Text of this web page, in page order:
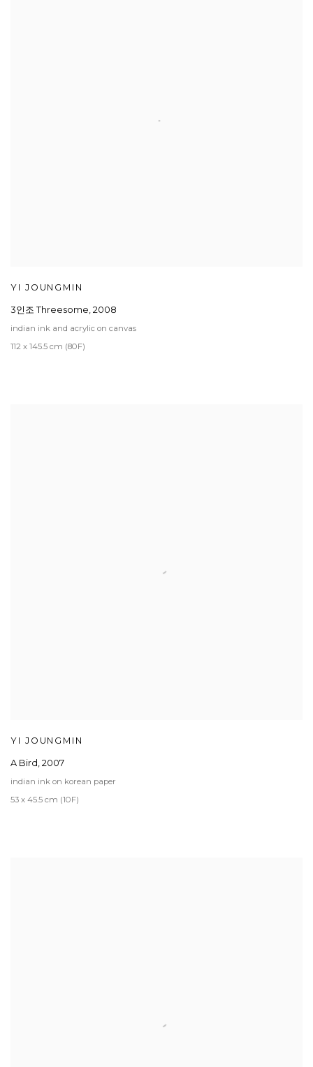
YI JOUNGMIN
3인조 Threesome, 2008
indian ink and acrylic on canvas
112 x 145.5 cm (80F)
YI JOUNGMIN
A Bird, 2007
indian ink on korean paper
53 x 45.5 cm (10F)